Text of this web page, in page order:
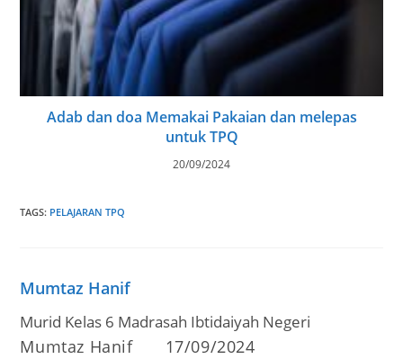
Adab dan doa Memakai Pakaian dan melepas
untuk TPQ
20/09/2024
TAGS: PELAJARAN TPQ
Mumtaz Hanif
Murid Kelas 6 Madrasah Ibtidaiyah Negeri
Post
Mumtaz Hanif
Post
17/09/2024